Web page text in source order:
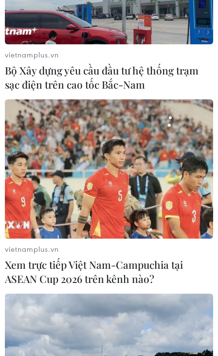
VietNuc - Kết nối "trí thức xa quê" phục
vụ chương trình điện hạt nhân Việt Nam
19/05/2025 01:09
Việc thành lập mạng lưới chuyên gia năng lượng hạt
nhân người Việt ở nước ngoài (VietNuc) góp phần huy
động trí tuệ, kinh nghiệm của chuyên gia kiều bào cho
chương trình điện hạt nhân của Việt Nam.
Ý kiến tâm huyết của chuyên gia Việt kiều
về điện hạt nhân Việt Nam
07/05/2025 03:01
Chuyên gia khuyến nghị Việt Nam nên xây dựng tường
chắn sóng cao tối thiểu 12m, đặt nền móng nhà máy
điện hạt nhân cao hơn 20m so với mực nước biển và
vietnamplus.vn
Bộ Xây dựng yêu cầu đầu tư hệ thống trạm
sạc điện trên cao tốc Bắc-Nam
vietnamplus.vn
Xem trực tiếp Việt Nam-Campuchia tại
ASEAN Cup 2026 trên kênh nào?